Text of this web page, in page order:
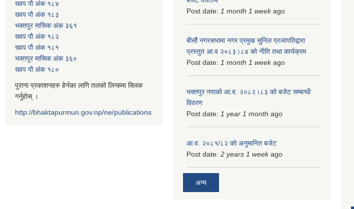
ख्वप पौ अंक १८४
ख्वप पौ अंक १८३
भक्तपुर मासिक अंक ३६१
ख्वप पौ अंक १८२
ख्वप पौ अंक १८१
भक्तपुर मासिक अंक ३६०
ख्वप पौ अंक १८०
पुराना प्रकाशनहरु हेर्नका लागि तलको लिन्कमा क्लिक
गर्नुहोस् ।
http://bhaktapurmun.gov.np/ne/publications
Post date: 1 month 1 weekago
बीसौं नगरसभामा नगर प्रमुख सुनिल प्रजापतिद्वारा
प्रस्तुत आ.व‍ २०८३।८४ को नीति तथा कार्यक्रम
Post date: 1 month 1 weekago
भक्तपुर नपाको आ.व. २०८२।८३ को बजेट सम्बन्धी
विवरण
Post date: 1 year 1 month ago
आ.व. २०८१/८२ को अनुमानित बजेट
Post date: 2 years 1 weekago
अन्य